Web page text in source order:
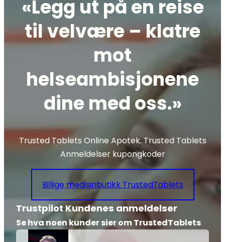
«Legg ut på en reise
til velvære – klatre
mot
helseambisjonene
dine med oss.»
Trusted Tablets Online Apotek. Trusted Tablets
Anmeldelser kupongkoder
Billige medisinbutikk TrustedTablets
Trustpilot Kundenes anmeldelser
Se hva noen kunder sier om TrustedTablets